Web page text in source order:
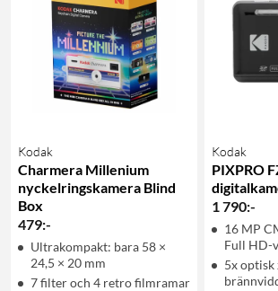
Kodak
Charmera Millenium
nyckelringskamera Blind
Box
479:-
Ultrakompakt: bara 58 ×
24,5 × 20 mm
7 filter och 4 retro filmramar
Kodak
PIXPRO
1 790:-
16 MP
Full HD-
5x optisk